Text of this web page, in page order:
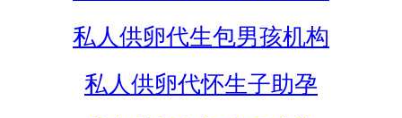
私人供卵代生包男孩机构
私人供卵代怀生子助孕